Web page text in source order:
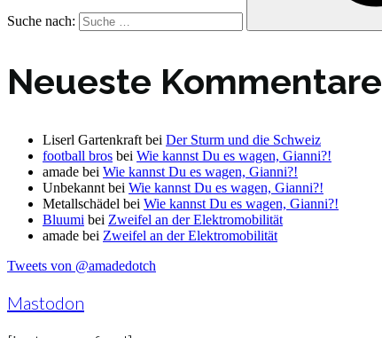
Suche nach:
Neueste Kommentare
Liserl Gartenkraft bei Der Sturm und die Schweiz
football bros bei Wie kannst Du es wagen, Gianni?!
amade bei Wie kannst Du es wagen, Gianni?!
Unbekannt bei Wie kannst Du es wagen, Gianni?!
Metallschädel bei Wie kannst Du es wagen, Gianni?!
Bluumi bei Zweifel an der Elektromobilität
amade bei Zweifel an der Elektromobilität
Tweets von @amadedotch
Mastodon